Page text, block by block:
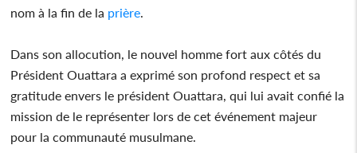
nom à la fin de la prière
Dans son allocution, le nouvel homme fort aux côtés du
Président Ouattara a exprimé son profond respect et sa
gratitude envers le président Ouattara, qui lui avait confié la
mission de le représenter lors de cet événement majeur
pour la communauté musulmane.